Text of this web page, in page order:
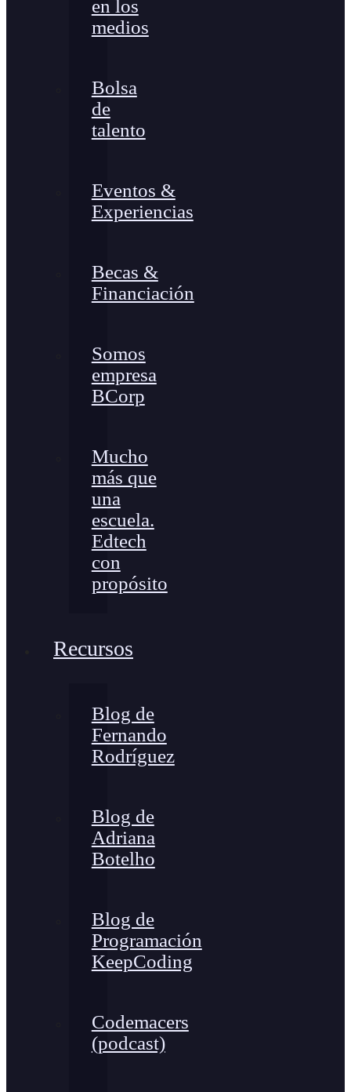
en los
medios
Bolsa
de
talento
Eventos &
Experiencias
Becas &
Financiación
Somos
empresa
BCorp
Mucho
más que
una
escuela.
Edtech
con
propósito
Recursos
Blog de
Fernando
Rodríguez
Blog de
Adriana
Botelho
Blog de
Programación
KeepCoding
Codemacers
(podcast)